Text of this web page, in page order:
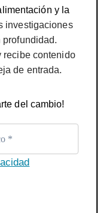
y la
investigaciones
recibe contenido
de entrada.
del cambio!